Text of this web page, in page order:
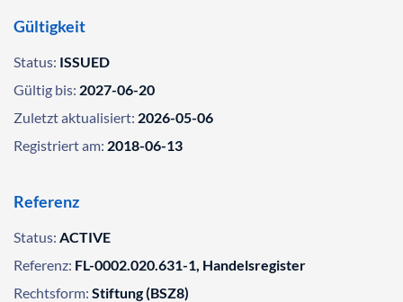
Gültigkeit
Status: ISSUED
Gültig bis: 2027-06-20
Zuletzt aktualisiert: 2026-05-06
Registriert am: 2018-06-13
Referenz
Status: ACTIVE
Referenz: FL-0002.020.631-1, Handelsregister
Rechtsform: Stiftung (BSZ8)